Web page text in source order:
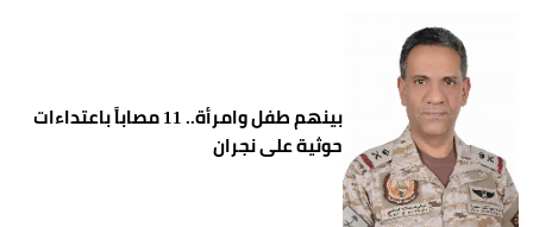
بينهم طفل وامرأة.. 11 مصاباً باعتداءات
حوثية على نجران